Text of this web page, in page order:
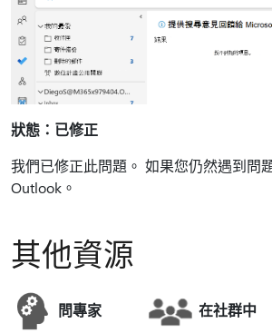
狀態：已修正
我們已修正此問題。 如果您仍然遇到問
Outlook。
其他資源
問專家
在社群中